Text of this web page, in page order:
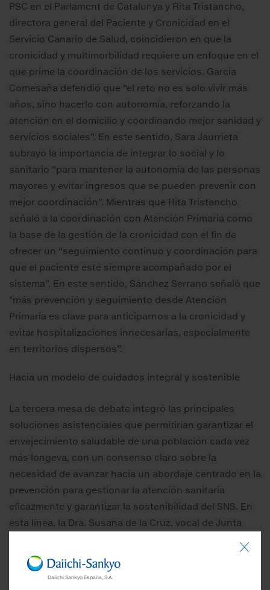
Daiichi Sankyo España, S.A.
PSC en el Parlament de Catalunya y Rita Tristancho,
directora general del Paciente y Cronicidad en el
Servicio Canario de Salud, coincidieron en que la
cronicidad y multimorbilidad requiere un enfoque en el
que prime la coordinación de los servicios. García
Comesaña defendió que “el reto no es solo vivir más
años, sino hacerlo con autonomía, reforzando la
atención en el domicilio y coordinando mejor sanidad y
servicios sociales”. En este sentido, Sara Jaurrieta
subrayó la importancia de integrar lo social y lo
sanitario “para mantener la autonomía de las personas
mayores y evitar ingresos que se pueden prevenir con
mejor coordinación”. Mientras que Rita Tristancho
señaló a la coordinación con Atención Primaria como
la base de la gestión de la cronicidad con el fin de
ofrecer un “seguimiento continuo y coordinación para
que el paciente esté siempre acompañado por el
sistema”. En este sentido, Sánchez Serrano señaló que
"más prevención y seguimiento desde Atención
Primaria es clave para anticiparnos a la cronicidad y
evitar hospitalizaciones innecesarias, especialmente
en territorios dispersos”.
Hacia un modelo de cuidados integral y sostenible
La tercera mesa de debate integró las principales
soluciones asistenciales que permitirían garantizar el
envejecimiento saludable de una población cada vez
más longeva, con un consenso claro sobre la
necesidad de avanzar hacia un abordaje centrado en la
prevención para gestionar la atención sanitaria
eficazmente y garantizar la sostenibilidad del SNS. En
esta línea, la Dra. Susana de la Cruz, vocal de Junta
Médica (SEOM), adjunta del Servicio de Oncología
Médica del Hospital Universitario de Navarra y miembro